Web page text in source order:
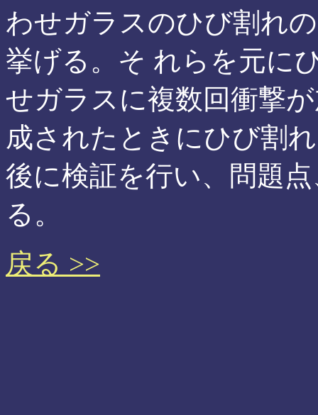
わせガラスのひび割れ
挙げる。そ れらを元に
せガラスに複数回衝撃
成されたときにひび割
後に検証を行い、問題
る。
戻る >>